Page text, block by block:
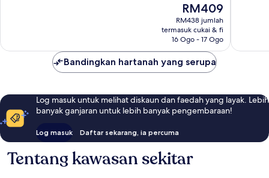
Harga
ialah
RM409
RM409
RM438 jumlah
termasuk cukai & fi
16 Ogo - 17 Ogo
Bandingkan hartanah yang serupa
Log masuk untuk melihat diskaun dan faedah yang layak. Lebih
banyak ganjaran untuk lebih banyak pengembaraan!
Log masuk Daftar sekarang, ia percuma
Tentang kawasan sekitar